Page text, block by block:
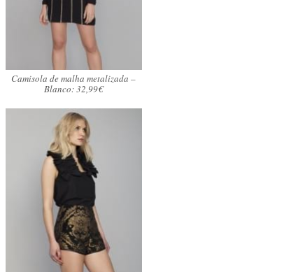
Camisola de malha metalizada –
Blanco: 32,99€